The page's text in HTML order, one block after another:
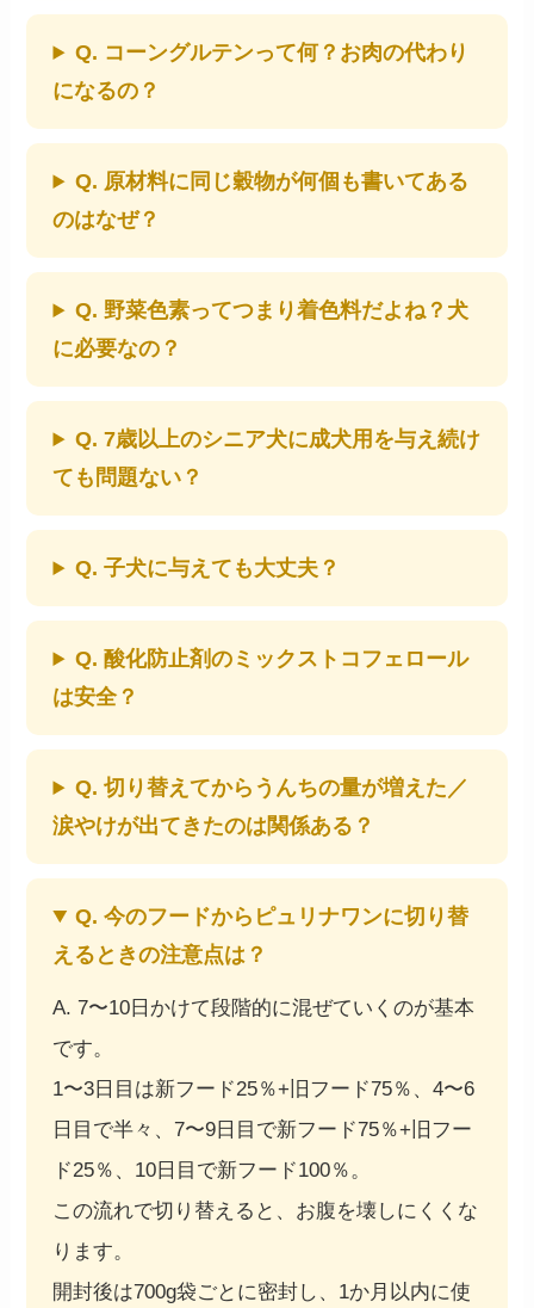
Q. コーングルテンって何？お肉の代わり
になるの？
Q. 原材料に同じ穀物が何個も書いてある
のはなぜ？
Q. 野菜色素ってつまり着色料だよね？犬
に必要なの？
Q. 7歳以上のシニア犬に成犬用を与え続け
ても問題ない？
Q. 子犬に与えても大丈夫？
Q. 酸化防止剤のミックストコフェロール
は安全？
Q. 切り替えてからうんちの量が増えた／
涙やけが出てきたのは関係ある？
Q. 今のフードからピュリナワンに切り替
えるときの注意点は？
A. 7〜10日かけて段階的に混ぜていくのが基本
です。
1〜3日目は新フード25％+旧フード75％、4〜6
日目で半々、7〜9日目で新フード75％+旧フー
ド25％、10日目で新フード100％。
この流れで切り替えると、お腹を壊しにくくな
ります。
開封後は700g袋ごとに密封し、1か月以内に使